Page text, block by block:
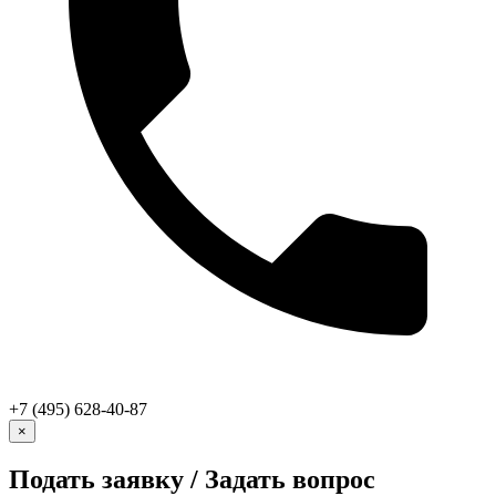
+7 (495) 628-40-87
×
Подать заявку / Задать вопрос